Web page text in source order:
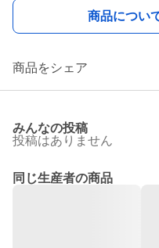
商品につい
商品をシェア
みんなの投稿
投稿はありません
同じ生産者の商品